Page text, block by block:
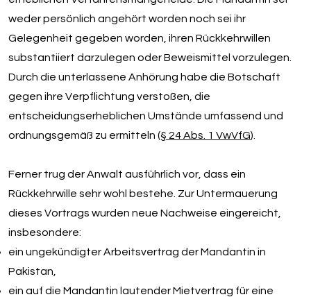
weder persönlich angehört worden noch sei ihr
Gelegenheit gegeben worden, ihren Rückkehrwillen
substantiiert darzulegen oder Beweismittel vorzulegen.
Durch die unterlassene Anhörung habe die Botschaft
gegen ihre Verpflichtung verstoßen, die
entscheidungserheblichen Umstände umfassend und
ordnungsgemäß zu ermitteln (§ 24 Abs. 1 VwVfG).
Ferner trug der Anwalt ausführlich vor, dass ein
Rückkehrwille sehr wohl bestehe. Zur Untermauerung
dieses Vortrags wurden neue Nachweise eingereicht,
insbesondere:
ein ungekündigter Arbeitsvertrag der Mandantin in
Pakistan,
ein auf die Mandantin lautender Mietvertrag für eine